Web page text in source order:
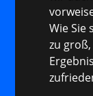
Wie Sie
zu